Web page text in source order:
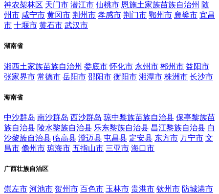
神农架林区 天门市 潜江市 仙桃市 恩施土家族苗族自治州 随
州市 咸宁市 黄冈市 荆州市 孝感市 荆门市 鄂州市 襄樊市 宜昌
市 十堰市 黄石市 武汉市
湖南省
湘西土家族苗族自治州 娄底市 怀化市 永州市 郴州市 益阳市
张家界市 常德市 岳阳市 邵阳市 衡阳市 湘潭市 株洲市 长沙市
海南省
中沙群岛 南沙群岛 西沙群岛 琼中黎族苗族自治县 保亭黎族苗
族自治县 陵水黎族自治县 乐东黎族自治县 昌江黎族自治县 白
沙黎族自治县 临高县 澄迈县 屯昌县 定安县 东方市 万宁市 文
昌市 儋州市 琼海市 五指山市 三亚市 海口市
广西壮族自治区
崇左市 河池市 贺州市 百色市 玉林市 贵港市 钦州市 防城港市